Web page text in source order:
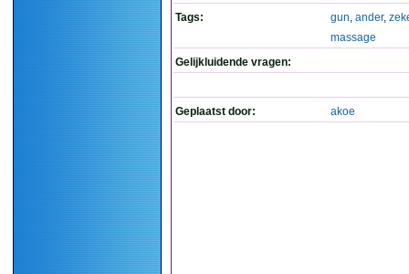
Tags:
gun, ander,
massage
Gelijkluidende vragen:
Geplaatst door: akoe